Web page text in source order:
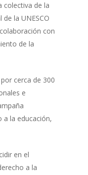
colectiva de la
la UNESCO
con
de la
cerca de 300
e
a la educación,
en el
a la